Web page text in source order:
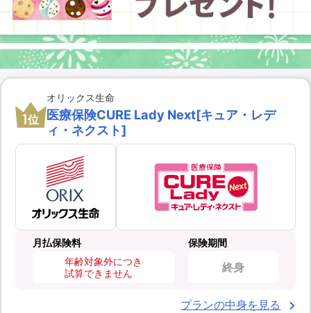
1位
オリックス生命
医療保険CURE Lady Next[キュア・レデ
ィ・ネクスト]
月払保険料
年齢対象外につき
試算できません
保険期間
終身
プランの中身を見る